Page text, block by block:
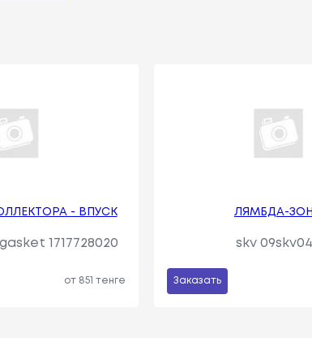
- ВПУСК
1717728020
от 851 тенге
ЛЯМБДА-
skv
Заказать